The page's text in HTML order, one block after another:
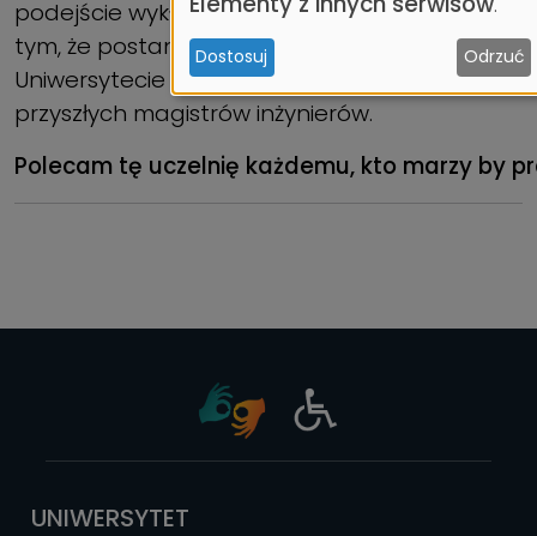
podejście wykładowców zadecydowało o
tym, że postanowiłam pozostać na
Uniwersytecie Morskim w Gdyni i kształcić
przyszłych magistrów inżynierów.
Polecam tę uczelnię każdemu, kto marzy by
UNIWERSYTET
i
ciasteczek
Dostosuj Odrzuć